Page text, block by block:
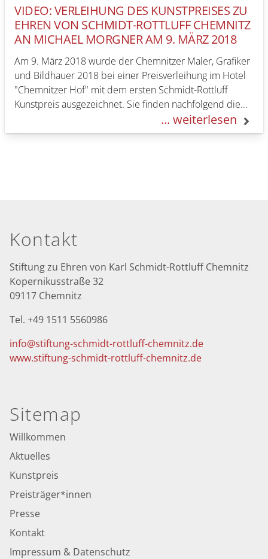
VIDEO: VERLEIHUNG DES KUNSTPREISES ZU
EHREN VON SCHMIDT-ROTTLUFF CHEMNITZ
AN MICHAEL MORGNER AM 9. MÄRZ 2018
Am 9. März 2018 wurde der Chemnitzer Maler, Grafiker
und Bildhauer 2018 bei einer Preisverleihung im Hotel
"Chemnitzer Hof" mit dem ersten Schmidt-Rottluff
Kunstpreis ausgezeichnet. Sie finden nachfolgend die
... weiterlesen
Kontakt
Stiftung zu Ehren von Karl Schmidt-Rottluff Chemnitz
Kopernikusstraße 32
09117 Chemnitz
Tel. +49 1511 5560986
info@stiftung-schmidt-rottluff-chemnitz.de
www.stiftung-schmidt-rottluff-chemnitz.de
Sitemap
Willkommen
Aktuelles
Kunstpreis
Preisträger*innen
Presse
Kontakt
Impressum & Datenschutz